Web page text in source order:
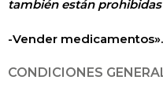
también están
-Vender medicamentos».
CONDICIONES